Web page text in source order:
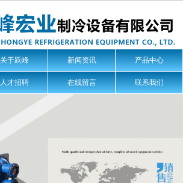
关于跃峰 新闻资讯 产品中心
人才招聘 在线留言 联系我们